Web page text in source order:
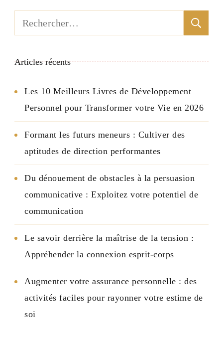
Rechercher :
Articles récents
Les 10 Meilleurs Livres de Développement
Personnel pour Transformer votre Vie en 2026
Formant les futurs meneurs : Cultiver des
aptitudes de direction performantes
Du dénouement de obstacles à la persuasion
communicative : Exploitez votre potentiel de
communication
Le savoir derrière la maîtrise de la tension :
Appréhender la connexion esprit-corps
Augmenter votre assurance personnelle : des
activités faciles pour rayonner votre estime de
soi